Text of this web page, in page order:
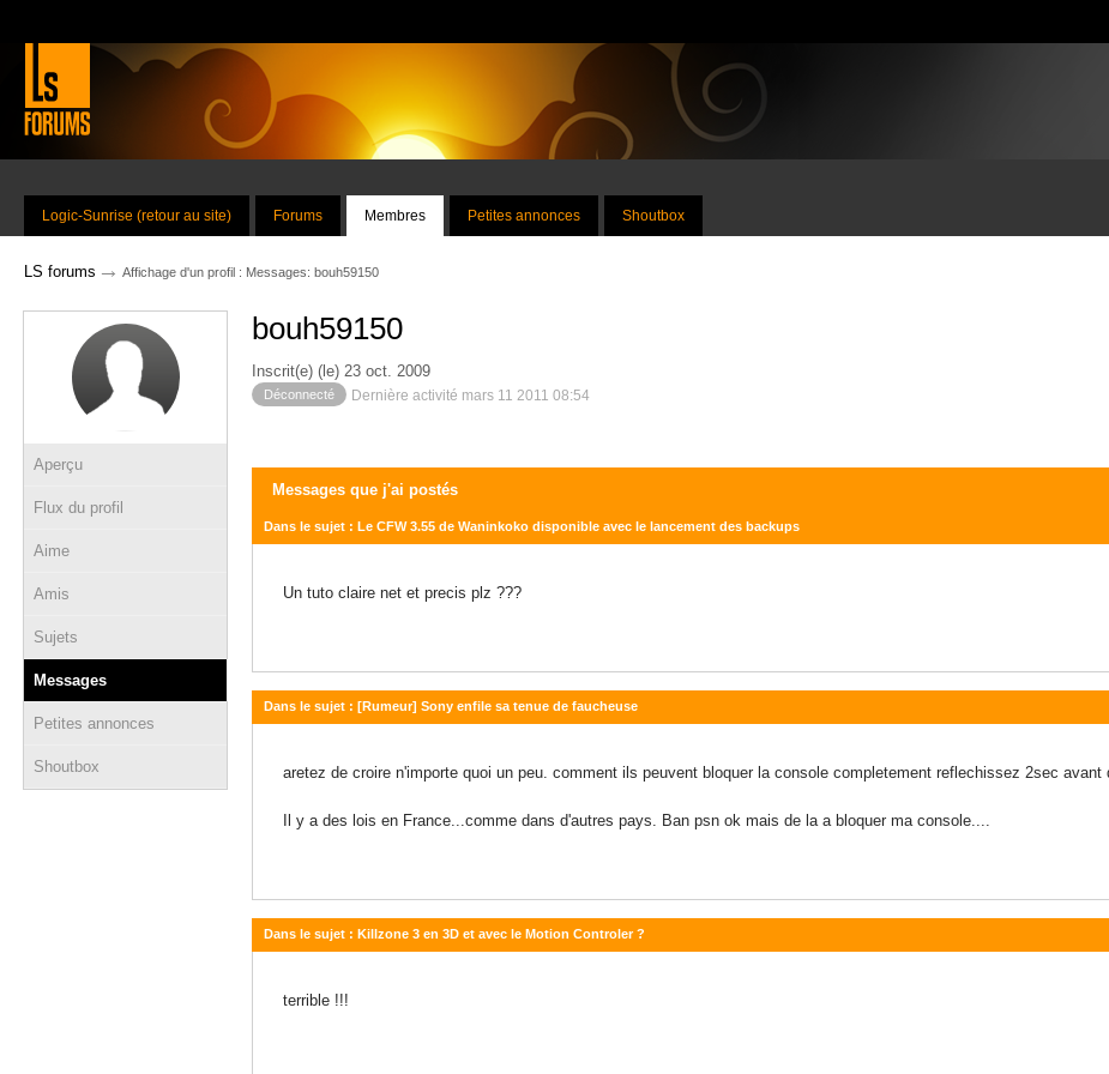
Logic-Sunrise (retour au site) Forums Membres Petites annonces Shoutbox
LS forums → Affichage d'un profil : Messages: bouh59150
Aperçu
Flux du profil
Aime
Amis
Sujets
Messages
Petites annonces
Shoutbox
bouh59150
Inscrit(e) (le) 23 oct. 2009
Déconnecté Dernière activité mars 11 2011 08:54
Messages que j'ai postés
Dans le sujet : Le CFW 3.55 de Waninkoko disponible avec le lancement des backups
Un tuto claire net et precis plz ???
Dans le sujet : [Rumeur] Sony enfile sa tenue de faucheuse
aretez de croire n'importe quoi un peu. comment ils peuvent bloquer la console completement reflechissez 2sec avant
Il y a des lois en France...comme dans d'autres pays. Ban psn ok mais de la a bloquer ma console....
Dans le sujet : Killzone 3 en 3D et avec le Motion Controler ?
terrible !!!